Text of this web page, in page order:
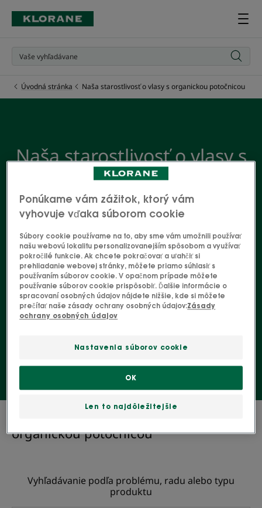
Úvodná stránka Naša starostlivosť o vlasy s organickou potočnicou
Naša starostlivosť o vlasy s
organickou potočnicou
Nie je nič nepríjemnejšie ako sveter posypaný
lupinami. A napriek tomu sa to stáva každému!
Neprepadajte panike – či je pokožka suchá alebo
mastná, lupín sa možno zbaviť pomocou správneho
prípravku, akým je napríklad náš organický šampón s
potočnicou, ktorý odstraňuje lupiny z vlasov a čistí
pokožku hlavy.
Šampón
organickou potočnicou"
Vyhľadávanie podľa problému, radu alebo typu
produktu
Ponúkame vám zážitok, ktorý vám
vyhovuje vďaka súborom cookie
Súbory cookie používame na to, aby sme vám umožnili používať
našu webovú lokalitu personalizovanejším spôsobom a využívať
pokročilé funkcie. Ak chcete pokračovať a uľahčiť si
prehliadanie webovej stránky, môžete priamo súhlasiť s
používaním súborov cookie. V opačnom prípade môžete
používanie súborov cookie prispôsobiť. Ďalšie informácie o
spracovaní osobných údajov nájdete nižšie, kde si môžete
prečítať naše zásady ochrany osobných údajov:Zásady
ochrany osobných údajov
Nastavenia súborov cookie
Len to najdôležitejšie
OK